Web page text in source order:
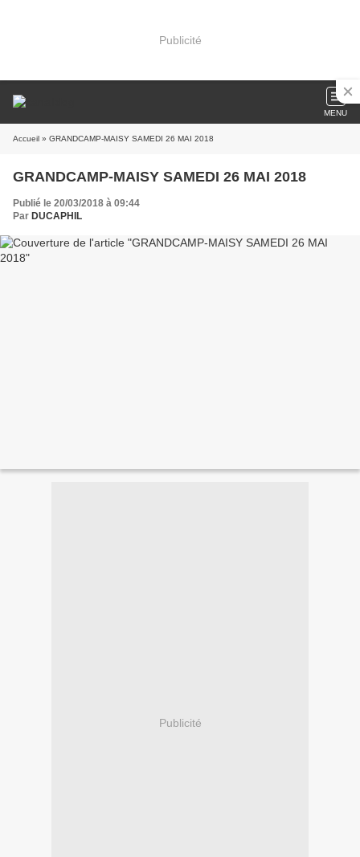
Publicité
MENU
Accueil » GRANDCAMP-MAISY SAMEDI 26 MAI 2018
GRANDCAMP-MAISY SAMEDI 26 MAI 2018
Publié le 20/03/2018 à 09:44
Par DUCAPHIL
Publicité